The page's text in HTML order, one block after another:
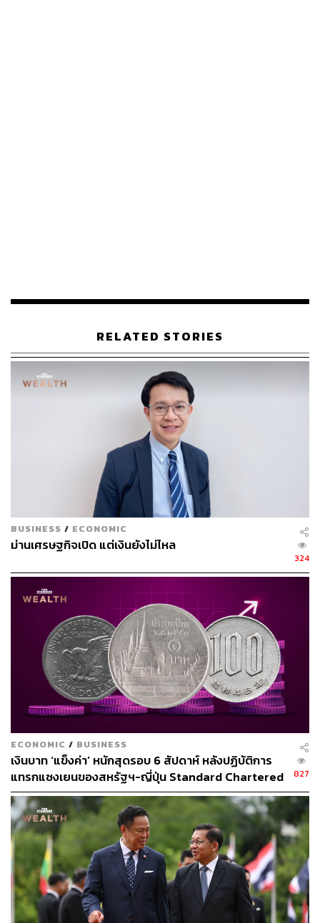
ทองคำปรับตัวสูงขึ้นและแตะระดับสูงสุดเป็นประวัติการณ์
สำหรับผลกระทบต่อการส่งออก ดร.เศรษฐพุฒิ ระบุว่า การ
แข็งค่าของเงินบาทจะส่งผลกระทบต่อการส่งออกในเชิง
มูลค่าหรือส่งผลกระทบต่อกำไร (Margin) มากกว่า อย่างไร
ก็ตาม มองว่าการส่งออกเชิงปริมาณมีความสำคัญกว่า ซึ่ง
ปริมาณจะขึ้นอยู่กับสภาพตลาดและความต้องการของโลก
อาทิ หากเศรษฐกิจของประเทศคู่ค้าดี การส่งออกไทยก็จะดี
หั่นดอกเบี้ย ลดหนี้ครัวเรือนได้ไหม
ดร.เศรษฐพุฒิ ยังได้อธิบายเกี่ยวกับความสัมพันธ์ระหว่างหนี้
ครัวเรือนต่อ GDP และอัตราดอกเบี้ย โดยระบุว่า การลด
สามารถในการช่วยลดภาระดอกเบี้ยที่ต้องจ่ายหนี้เก่าได้ และ
สินเชื่อที่โตเร็วขึ้น
โดย ธปท. ต้องชั่งน้ำหนักทั้งสองมิตินี้ เนื่องจาก ธปท. ไม่
อยากเห็นหนี้ครัวเรือนต่อ GDP พุ่งสูงต่อไป แต่ขณะเดียวกันก็
ไม่ได้ต้องการเหยียบเบรกให้หนี้สินนี้ลงเร็วเกินไป เนื่องจาก
การเหยียบเบรกดังกล่าวมีผลต่อเศรษฐกิจ กล่าวคือ หาก
เศรษฐกิจชะลอตัว จะทำให้ตัวฐาน (GDP)โตช้า แต่ตัวส่วน
หนี้ก็จะยิ่งเพิ่มขึ้น
สามารถติดตาม THE STANDARD WEALTH
ผ่านแอปพลิเคชันต่างๆ ที่คุณสะดวกหรือใช้งานอยู่แล้วได้เลย
TAGS: ลดดอกเบี้ย เศรษฐพุฒิ สุทธิวาทนฤพุฒิ
เงินบาท
เศรษฐกิจไทย
ธนาคารแห่งประเทศไทย
ธนาคารกลางสหรัฐฯ (Fed)
ค่าเงินบาท
อัตราดอกเบี้ย
ดอกเบี้ย
RELATED STORIES
BUSINESS / ECONOMIC
ม่านเศรษฐกิจเปิด แต่เงินยังไม่ไหล
324
ECONOMIC / BUSINESS
เงินบาท ‘แข็งค่า’ หนักสุดรอบ 6 สัปดาห์ หลังปฏิบัติการ
แทรกแซงเยนของสหรัฐฯ-ญี่ปุ่น Standard Chartered
เปิดเป้าสิ้นปีนี้จ่อแข็งต่อแตะ 32.50 บาทต่อดอลลาร์
827